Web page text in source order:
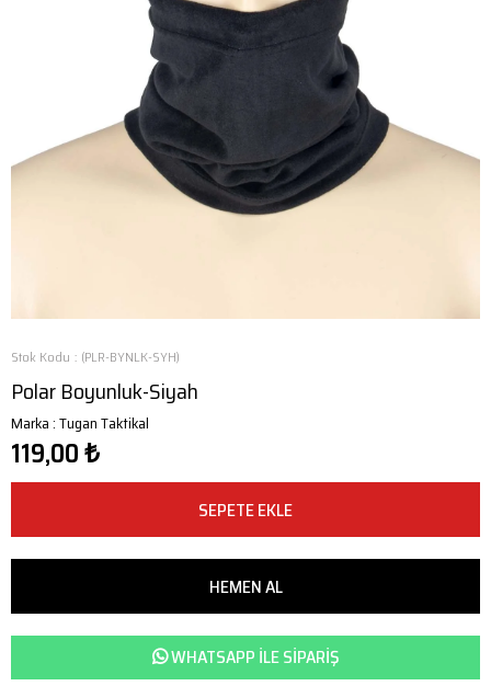
Stok Kodu (PLR-BYNLK-SYH)
Polar Boyunluk-Siyah
Marka:Tugan Taktikal
119,00 ₺
WHATSAPP ILE SIPARIŞ